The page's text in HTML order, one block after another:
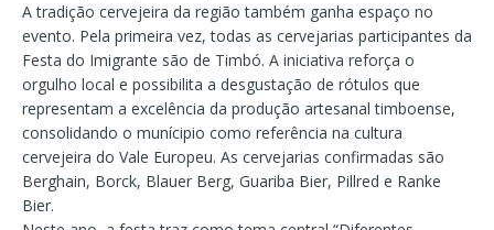
A tradição cervejeira da região também ganha espaço no
evento. Pela primeira vez, todas as cervejarias participantes da
Festa do Imigrante são de Timbó. A iniciativa reforça o
orgulho local e possibilita a desgustação de rótulos que
representam a excelência da produção artesanal timboense,
consolidando o munícipio como referência na cultura
cervejeira do Vale Europeu. As cervejarias confirmadas são
Berghain, Borck, Blauer Berg, Guariba Bier, Pillred e Ranke
Bier.